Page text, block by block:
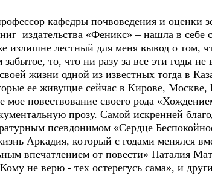
кафедры почвоведения и оценки
издательства «Феникс» – нашла в
излишне лестный для меня вывод о том,
то, что ни разу за все эти годы не
жизни одной из известных тогда в
ее живущие сейчас в Кирове,
мое повествование своего рода
прозу. Самой искренней
псевдонимом «Сердце
Аркадия, который с годами менялся
впечатлением от повести» Наталия
не верю - тех остерегусь сама», и